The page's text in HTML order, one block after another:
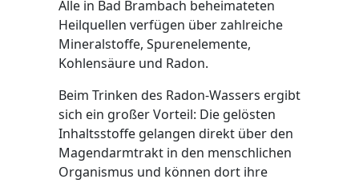
Alle in Bad Brambach beheimateten
Heilquellen verfügen über zahlreiche
Mineralstoffe, Spurenelemente,
Kohlensäure und Radon.
Beim Trinken des Radon-Wassers ergibt
sich ein großer Vorteil: Die gelösten
Inhaltsstoffe gelangen direkt über den
Magendarmtrakt in den menschlichen
Organismus und können dort ihre